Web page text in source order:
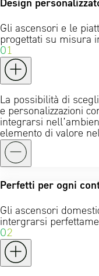
Design
Gli ascensori e le
progettati su misura
01
La possibilità di
e personalizzazioni
integrarsi
elemento di valore
Perfetti per ogni
Gli ascensori
intergrarsi
02